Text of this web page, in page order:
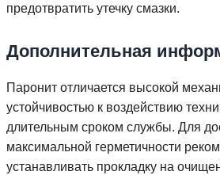
предотвратить утечку смазки.
Дополнительная
Паронит отличается высокой
устойчивостью к воздействию
длительным сроком службы. Для
максимальной герметичности
устанавливать прокладку на